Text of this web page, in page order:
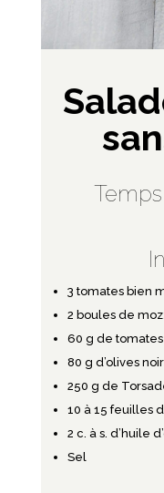
3 tomates bien
2 boules de
60 g de
80 g d’olives
250 g de
10 à 15 feuilles
2 c. à s. d’huile
Sel